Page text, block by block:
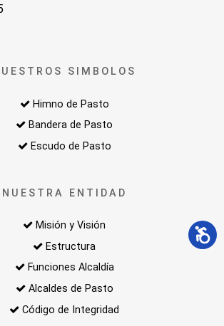
SIMBOLOS
Himno de Pasto
Bandera de Pasto
Escudo de Pasto
NUESTRA ENTIDAD
Misión y Visión
Estructura
Funciones Alcaldía
Alcaldes de Pasto
Código de Integridad